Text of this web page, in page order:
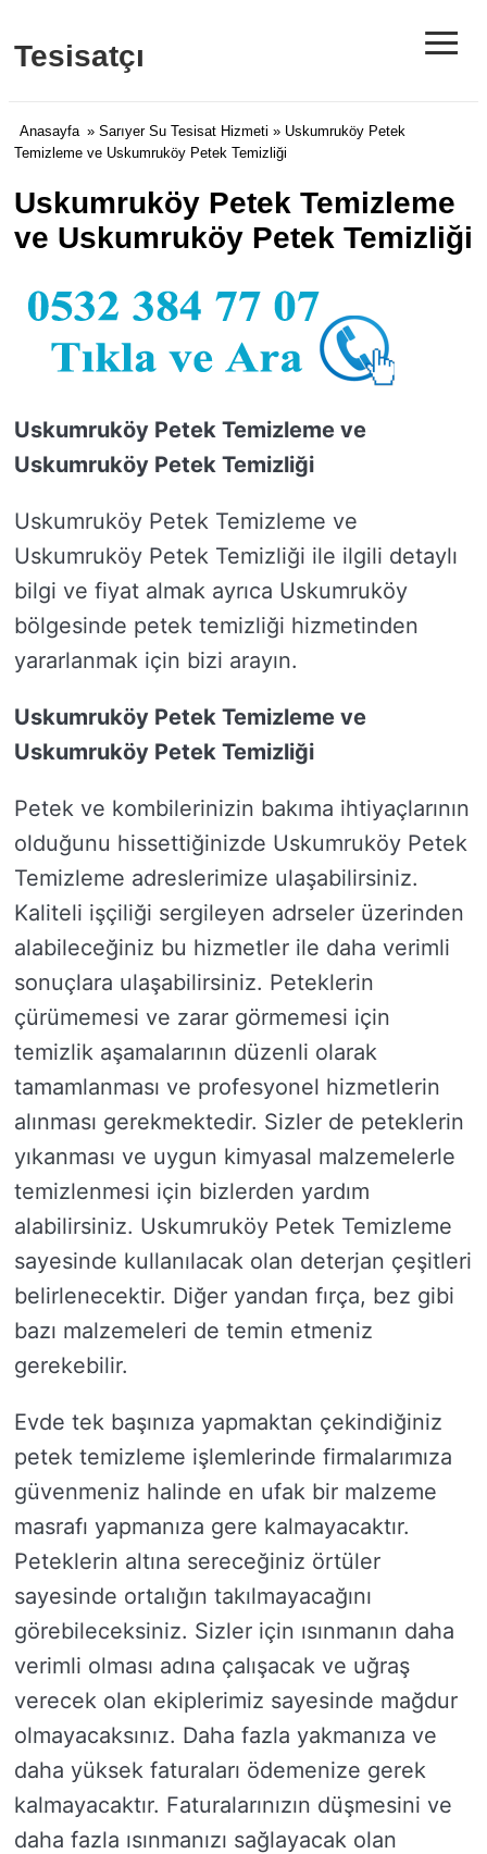
Tesisatçı ≡
Anasayfa » Sarıyer Su Tesisat Hizmeti » Uskumruköy Petek
Temizleme ve Uskumruköy Petek Temizliği
Uskumruköy Petek Temizleme
ve Uskumruköy Petek Temizliği
Uskumruköy Petek Temizleme ve
Uskumruköy Petek Temizliği
Uskumruköy Petek Temizleme ve
Uskumruköy Petek Temizliği ile ilgili detaylı
bilgi ve fiyat almak ayrıca Uskumruköy
bölgesinde petek temizliği hizmetinden
yararlanmak için bizi arayın.
Uskumruköy Petek Temizleme ve
Uskumruköy Petek Temizliği
Petek ve kombilerinizin bakıma ihtiyaçlarının
olduğunu hissettiğinizde Uskumruköy Petek
Temizleme adreslerimize ulaşabilirsiniz.
Kaliteli işçiliği sergileyen adrseler üzerinden
alabileceğiniz bu hizmetler ile daha verimli
sonuçlara ulaşabilirsiniz. Peteklerin
çürümemesi ve zarar görmemesi için
temizlik aşamalarının düzenli olarak
tamamlanması ve profesyonel hizmetlerin
alınması gerekmektedir. Sizler de peteklerin
yıkanması ve uygun kimyasal malzemelerle
temizlenmesi için bizlerden yardım
alabilirsiniz. Uskumruköy Petek Temizleme
sayesinde kullanılacak olan deterjan çeşitleri
belirlenecektir. Diğer yandan fırça, bez gibi
bazı malzemeleri de temin etmeniz
gerekebilir.
Evde tek başınıza yapmaktan çekindiğiniz
petek temizleme işlemlerinde firmalarımıza
güvenmeniz halinde en ufak bir malzeme
masrafı yapmanıza gere kalmayacaktır.
Peteklerin altına sereceğiniz örtüler
sayesinde ortalığın takılmayacağını
görebileceksiniz. Sizler için ısınmanın daha
verimli olması adına çalışacak ve uğraş
verecek olan ekiplerimiz sayesinde mağdur
olmayacaksınız. Daha fazla yakmanıza ve
daha yüksek faturaları ödemenize gerek
kalmayacaktır. Faturalarınızın düşmesini ve
daha fazla ısınmanızı sağlayacak olan